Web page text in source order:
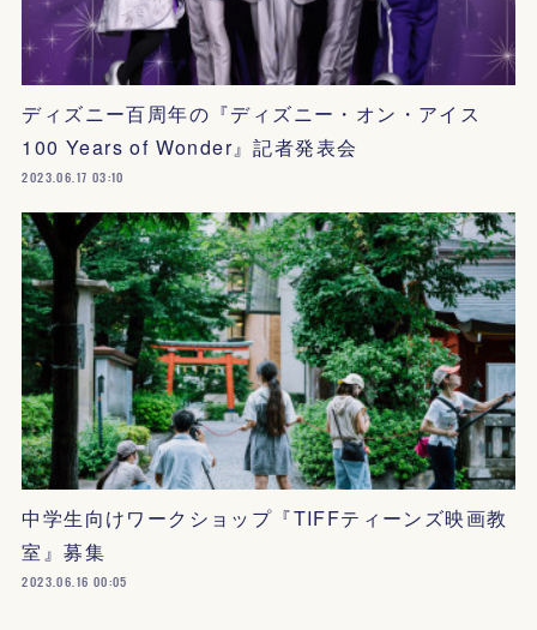
ディズニー百周年の『ディズニー・オン・アイス
100 Years of Wonder』記者発表会
2023.06.17 03:10
中学生向けワークショップ『TIFFティーンズ映画教
室』募集
2023.06.16 00:05